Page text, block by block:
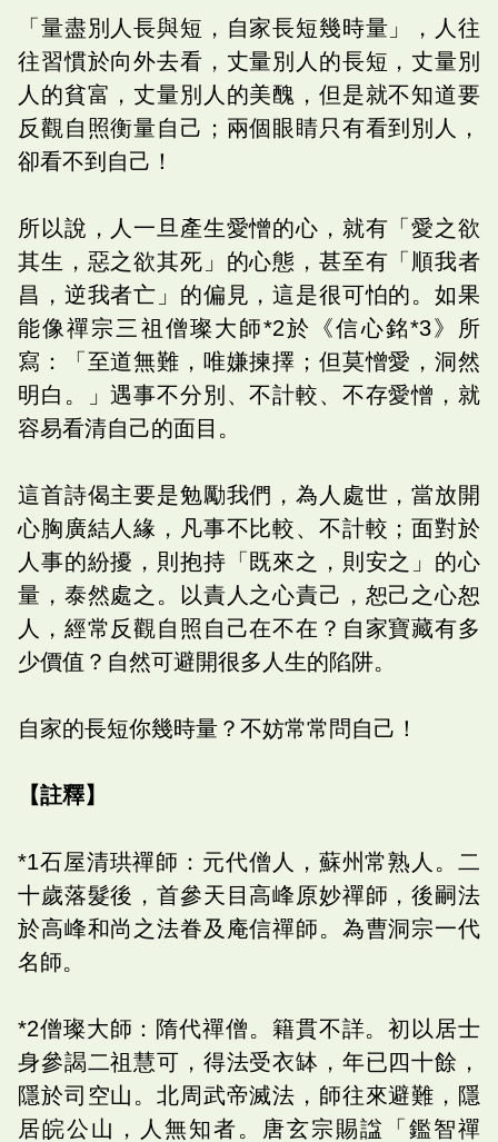
「量盡別人長與短，自家長短幾時量」，人往
往習慣於向外去看，丈量別人的長短，丈量別
人的貧富，丈量別人的美醜，但是就不知道要
反觀自照衡量自己；兩個眼睛只有看到別人，
卻看不到自己！
所以說，人一旦產生愛憎的心，就有「愛之欲
其生，惡之欲其死」的心態，甚至有「順我者
昌，逆我者亡」的偏見，這是很可怕的。如果
能像禪宗三祖僧璨大師*2於《信心銘*3》所
寫：「至道無難，唯嫌揀擇；但莫憎愛，洞然
明白。」遇事不分別、不計較、不存愛憎，就
容易看清自己的面目。
這首詩偈主要是勉勵我們，為人處世，當放開
心胸廣結人緣，凡事不比較、不計較；面對於
人事的紛擾，則抱持「既來之，則安之」的心
量，泰然處之。以責人之心責己，恕己之心恕
人，經常反觀自照自己在不在？自家寶藏有多
少價值？自然可避開很多人生的陷阱。
自家的長短你幾時量？不妨常常問自己！
【註釋】
*1石屋清珙禪師：元代僧人，蘇州常熟人。二
十歲落髮後，首參天目高峰原妙禪師，後嗣法
於高峰和尚之法眷及庵信禪師。為曹洞宗一代
名師。
*2僧璨大師：隋代禪僧。籍貫不詳。初以居士
身參謁二祖慧可，得法受衣缽，年已四十餘，
隱於司空山。北周武帝滅法，師往來避難，隱
居皖公山，人無知者。唐玄宗賜諡「鑑智禪